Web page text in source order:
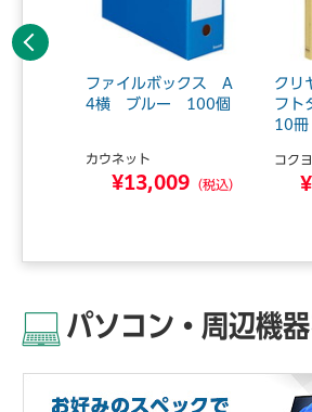
ファイルボックス A
4横 ブルー 100個
カウネット
¥13,009 （税込）
クリ
フ
10冊
コクヨ
前へ
パソコン・周辺機